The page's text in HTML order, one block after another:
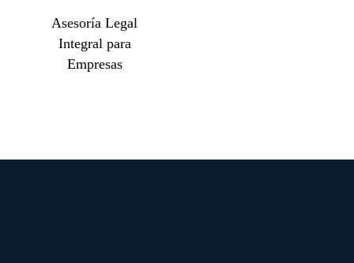
Asesoría Legal
Integral para
Empresas